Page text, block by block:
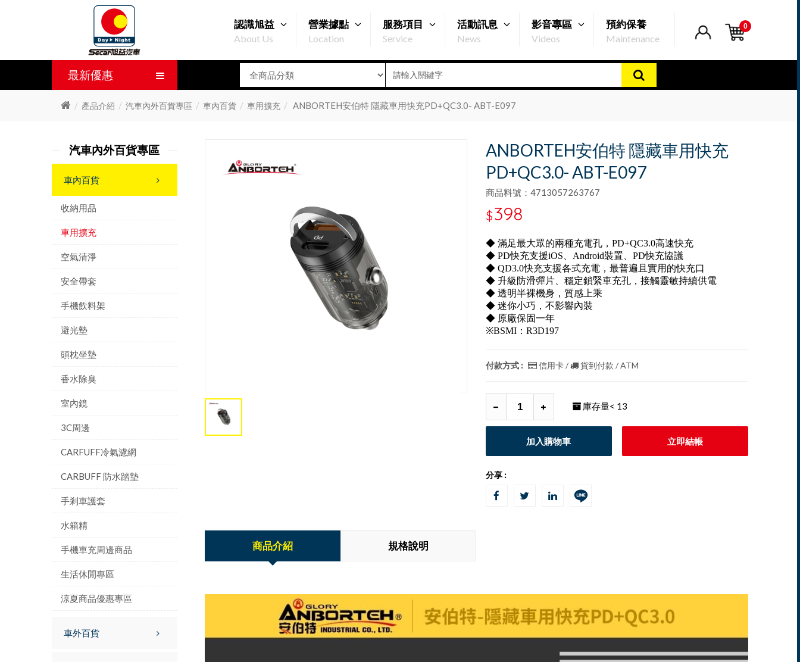
0
認識旭益
About Us
營業據點
Location
服務項目
Service
活動訊息
News
影音專區
Videos
預約保養
Maintenance
最新優惠
產品介紹 汽車內外百貨專區 車內百貨 車用擴充 ANBORTEH安伯特 隱藏車用快充PD+QC3.0- ABT-E097
ANBORTEH安伯特 隱藏車用快充
PD+QC3.0- ABT-E097
商品料號：4713057263767
$398
◆ 滿足最大眾的兩種充電孔，PD+QC3.0高速快充
◆ PD快充支援iOS、Android裝置、PD快充協議
◆ QD3.0快充支援各式充電，最普遍且實用的快充口
◆ 升級防滑彈片、穩定鎖緊車充孔，接觸靈敏持續供電
◆ 透明半裸機身，質感上乘
◆ 迷你小巧，不影響內裝
◆ 原廠保固一年
※BSMI：R3D197
付款方式 : 信用卡 / 貨到付款 / ATM
庫存量< 13
加入購物車 立即結帳
分享 :
商品介紹 規格說明
汽車內外百貨專區
車內百貨
收納用品
車用擴充
空氣清淨
安全帶套
手機飲料架
避光墊
頭枕坐墊
香水除臭
室內鏡
3C周邊
CARFUFF冷氣濾網
CARBUFF 防水踏墊
手剎車護套
水箱精
手機車充周邊商品
生活休閒專區
涼夏商品優惠專區
車外百貨